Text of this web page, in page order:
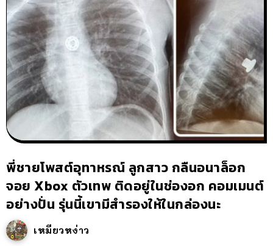
พี่ชายโพสต์อุทาหรณ์ ลูกสาว กลืนอนาล็อก
จอย Xbox ตัวเทพ ติดอยู่ในช่องอก คอมเมนต์
อย่างปั่น รุ่นนี้เขามีสำรองให้ในกล่องนะ
เหมียวหง่าว